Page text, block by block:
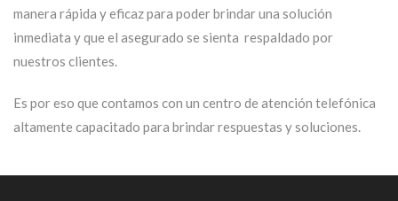
manera rápida y eficaz para poder brindar una solución
inmediata y que el asegurado se sienta respaldado por
nuestros clientes.
Es por eso que contamos con un centro de atención telefónica
altamente capacitado para brindar respuestas y soluciones.